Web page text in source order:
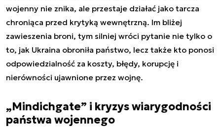
wojenny nie znika, ale przestaje działać jako tarcza
chroniąca przed krytyką wewnętrzną. Im bliżej
zawieszenia broni, tym silniej wróci pytanie nie tylko o
to, jak Ukraina obroniła państwo, lecz także kto ponosi
odpowiedzialność za koszty, błędy, korupcję i
nierówności ujawnione przez wojnę.
„Mindichgate” i kryzys wiarygodności
państwa wojennego